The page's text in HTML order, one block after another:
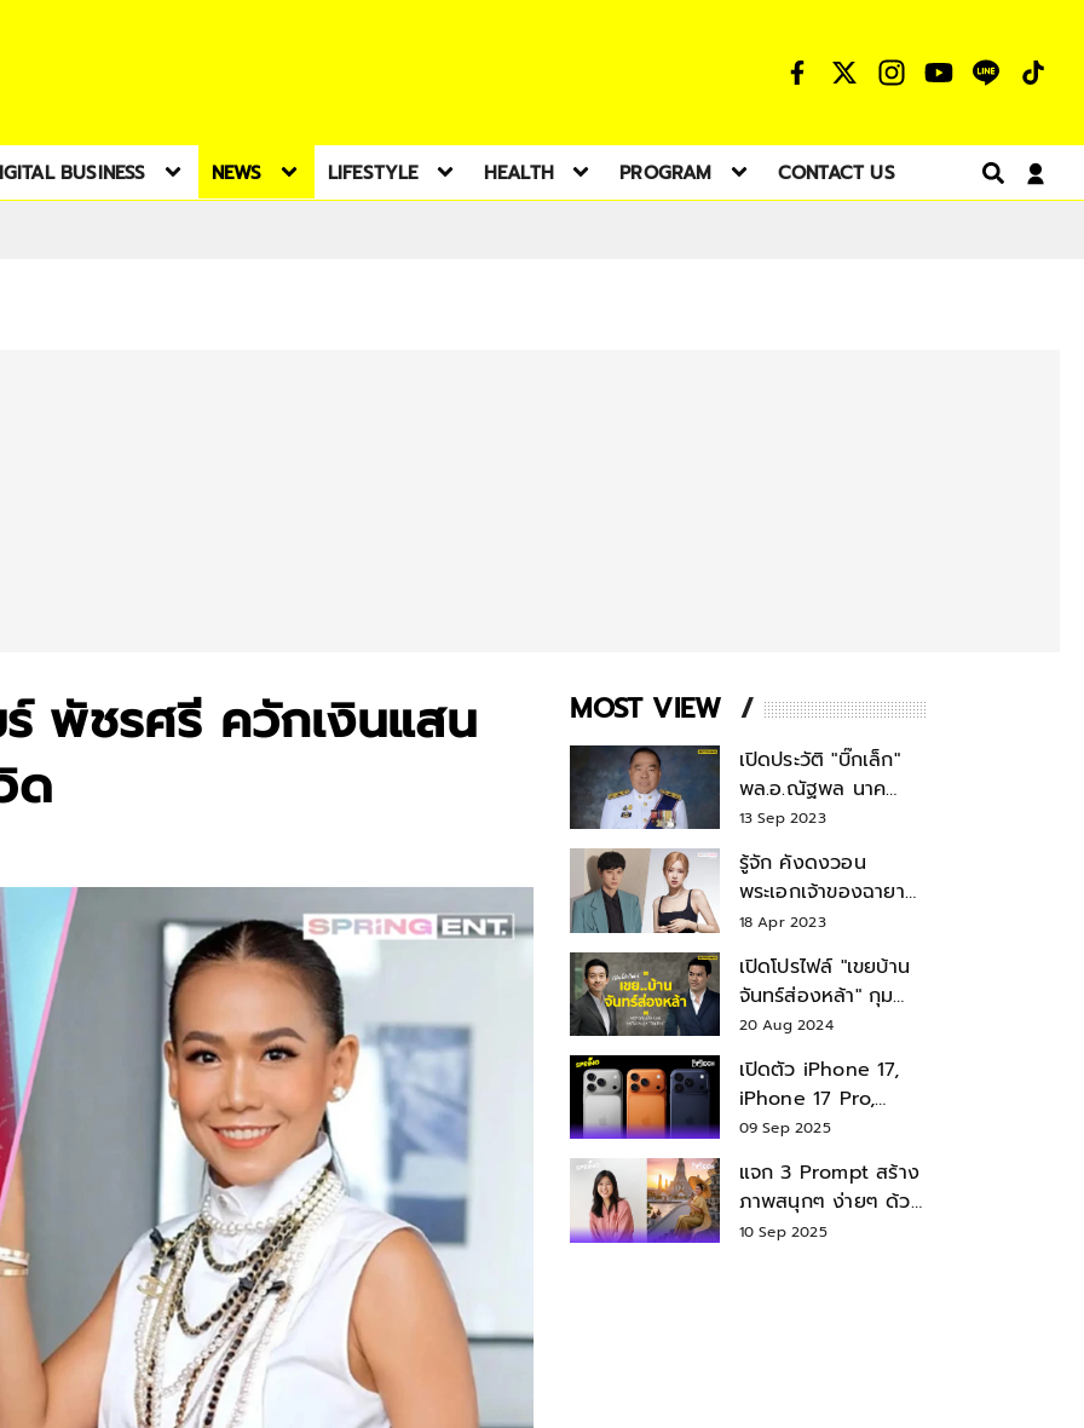
BUSINESS NEWS LIFESTYLE HEALTH PROGRAM CONTACT US
พัชรศรี ควักเงินแสน
ด
MOST VIEW
เปิดประวัติ "บิ๊กเล็ก"
พล.อ.ณัฐพล นาค
พาณิชย์ จากเลขาฯ
สมช.-เลขาฯ
รมว.กลาโหม
13 Sep 2023
รู้จัก คังดงวอน
พระเอกเจ้าของฉายา
สมบัติแห่งชาติ หลังมี
18 Apr 2023
เปิดโปรไฟล์ "เขยบ้าน
จันทร์ส่องหล้า" กุม
บังเหียนธุรกิจตระกูล
"ชินวัตร"
20 Aug 2024
เปิดตัว iPhone 17,
iPhone 17 Pro,
iPhone 17 Air สเปค
09 Sep 2025
แจก 3 Prompt สร้าง
ภาพสนุกๆ ง่ายๆ ด้วย
Nano Banana ใน
10 Sep 2025